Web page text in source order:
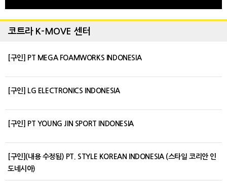
코트라 K-MOVE 센터
[구인] PT MEGA FOAMWORKS INDONESIA
[구인] LG ELECTRONICS INDONESIA
[구인] PT YOUNG JIN SPORT INDONESIA
[구인](내용 수정됨) PT. STYLE KOREAN INDONESIA (스타일 코리안 인
도네시아)